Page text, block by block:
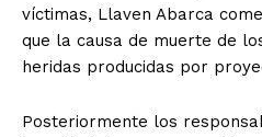
víctimas, Llaven Abarca
que la causa de muerte de
heridas producidas por
Posteriormente los